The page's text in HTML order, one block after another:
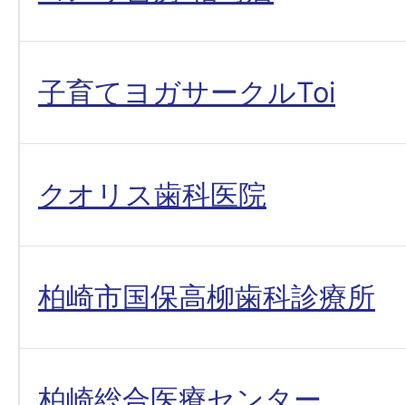
子育てヨガサークルToi
クオリス歯科医院
柏崎市国保高柳歯科診療所